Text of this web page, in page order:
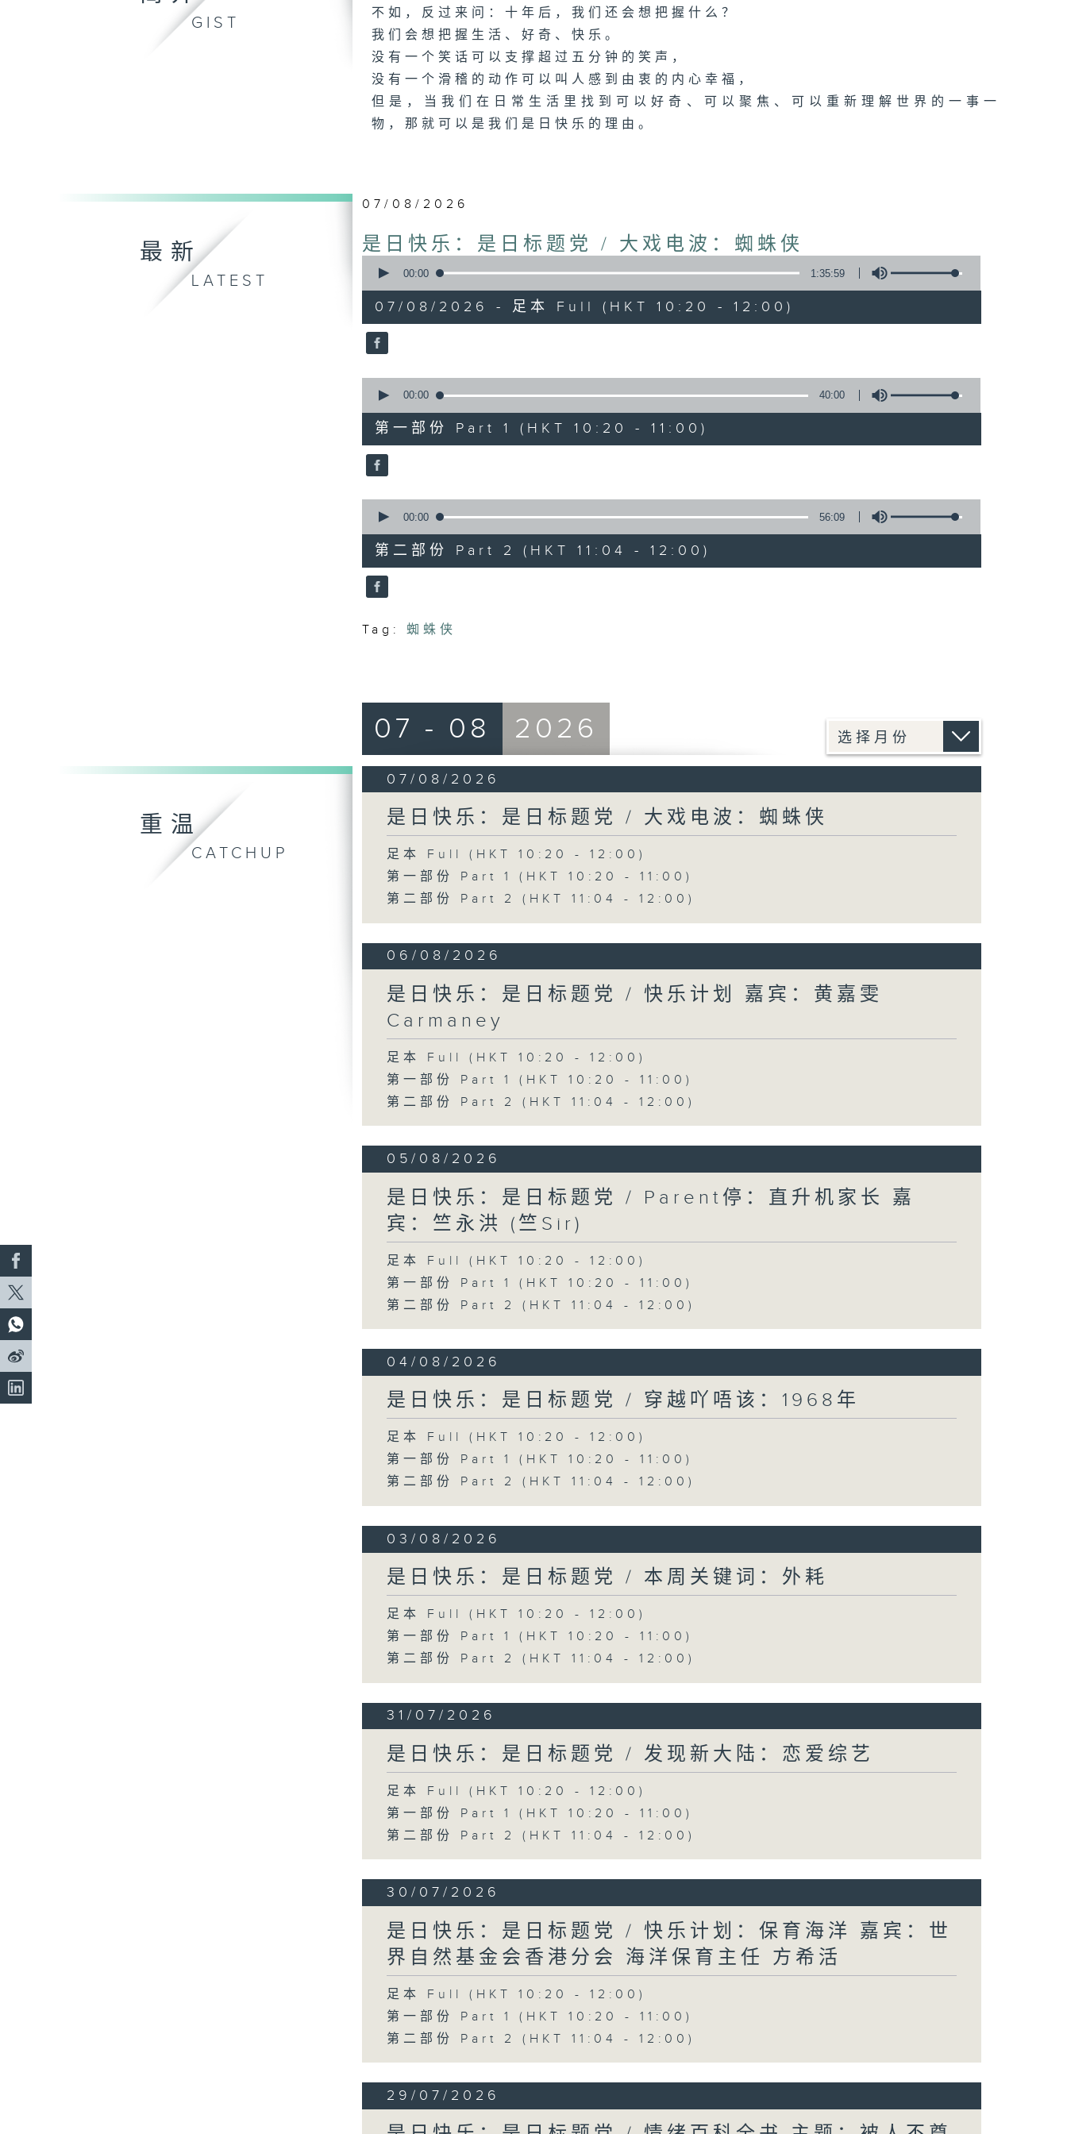
GIST
不如，反过来问：十年后，我们还会想把握什么？
我们会想把握生活、好奇、快乐。
没有一个笑话可以支撑超过五分钟的笑声，
没有一个滑稽的动作可以叫人感到由衷的内心幸福，
但是，当我们在日常生活里找到可以好奇、可以聚焦、可以重新理解世界的一事一
物，那就可以是我们是日快乐的理由。
最新
LATEST
07/08/2026
是日快乐：是日标题党 / 大戏电波：蜘蛛侠
seconds
hour,
35
minutes,
59
90%
00:00 1:35:59
07/08/2026 - 足本 Full (HKT 10:20 - 12:00)
seconds
40
minutes,
0
seconds
90%
00:00 40:00
第一部份 Part 1 (HKT 10:20 - 11:00)
seconds
56
minutes,
9
seconds
90%
00:00 56:09
第二部份 Part 2 (HKT 11:04 - 12:00)
Tag: 蜘蛛侠
重温
CATCHUP
07 - 08 2026
07/08/2026
是日快乐：是日标题党 / 大戏电波：蜘蛛侠
足本 Full (HKT 10:20 - 12:00)
第一部份 Part 1 (HKT 10:20 - 11:00)
第二部份 Part 2 (HKT 11:04 - 12:00)
06/08/2026
是日快乐：是日标题党 / 快乐计划 嘉宾：黄嘉雯
Carmaney
足本 Full (HKT 10:20 - 12:00)
第一部份 Part 1 (HKT 10:20 - 11:00)
第二部份 Part 2 (HKT 11:04 - 12:00)
05/08/2026
是日快乐：是日标题党 / Parent停：直升机家长 嘉
宾：竺永洪 (竺Sir)
足本 Full (HKT 10:20 - 12:00)
第一部份 Part 1 (HKT 10:20 - 11:00)
第二部份 Part 2 (HKT 11:04 - 12:00)
04/08/2026
是日快乐：是日标题党 / 穿越吖唔该：1968年
足本 Full (HKT 10:20 - 12:00)
第一部份 Part 1 (HKT 10:20 - 11:00)
第二部份 Part 2 (HKT 11:04 - 12:00)
03/08/2026
是日快乐：是日标题党 / 本周关键词：外耗
足本 Full (HKT 10:20 - 12:00)
第一部份 Part 1 (HKT 10:20 - 11:00)
第二部份 Part 2 (HKT 11:04 - 12:00)
31/07/2026
是日快乐：是日标题党 / 发现新大陆：恋爱综艺
足本 Full (HKT 10:20 - 12:00)
第一部份 Part 1 (HKT 10:20 - 11:00)
第二部份 Part 2 (HKT 11:04 - 12:00)
30/07/2026
是日快乐：是日标题党 / 快乐计划：保育海洋 嘉宾：世
界自然基金会香港分会 海洋保育主任 方希活
足本 Full (HKT 10:20 - 12:00)
第一部份 Part 1 (HKT 10:20 - 11:00)
第二部份 Part 2 (HKT 11:04 - 12:00)
29/07/2026